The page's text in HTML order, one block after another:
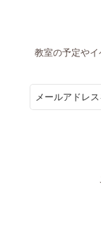
教室の予定やイ